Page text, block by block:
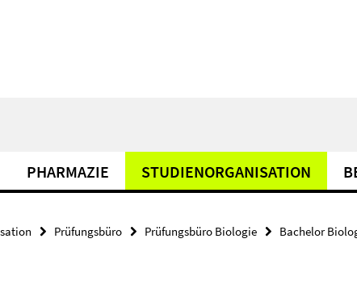
PHARMAZIE STUDIENORGANISATION
Prüfungsbüro Prüfungsbüro Biologie Bachelor